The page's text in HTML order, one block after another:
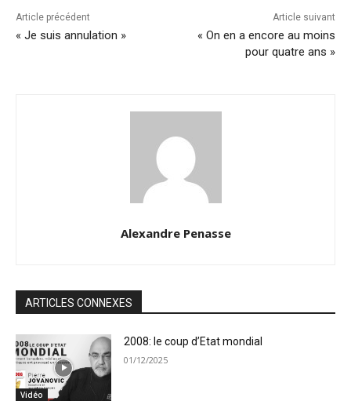
Article précédent
« Je suis annulation »
Article suivant
« On en a encore au moins
pour quatre ans »
Alexandre Penasse
ARTICLES CONNEXES
Vidéo
2008: le coup d’Etat mondial
01/12/2025